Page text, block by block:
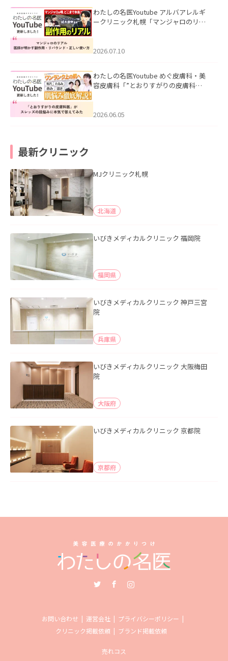
わたしの名医Youtube アルバアレルギ
ークリニック札幌「マンジャロのリア
た。
2026.07.10
わたしの名医Youtube めぐ皮膚科・美
容皮膚科「”とおりすがりの皮膚科
2026.06.05
最新クリニック
MJクリニック札幌
北海道
いびきメディカルクリニック 福岡院
福岡県
いびきメディカルクリニック 神戸三宮
院
兵庫県
いびきメディカルクリニック 大阪梅田
院
大阪府
いびきメディカルクリニック 京都院
京都府
お問い合わせ 運営会社
プライバシーポリシー
クリニック掲載依頼
ブランド掲載依頼
売れコス